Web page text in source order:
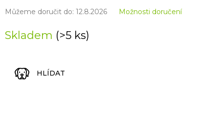
Skladem (>5 ks)
Můžeme doručit do: 12.8.2026 Možnosti doručení
HLÍDAT